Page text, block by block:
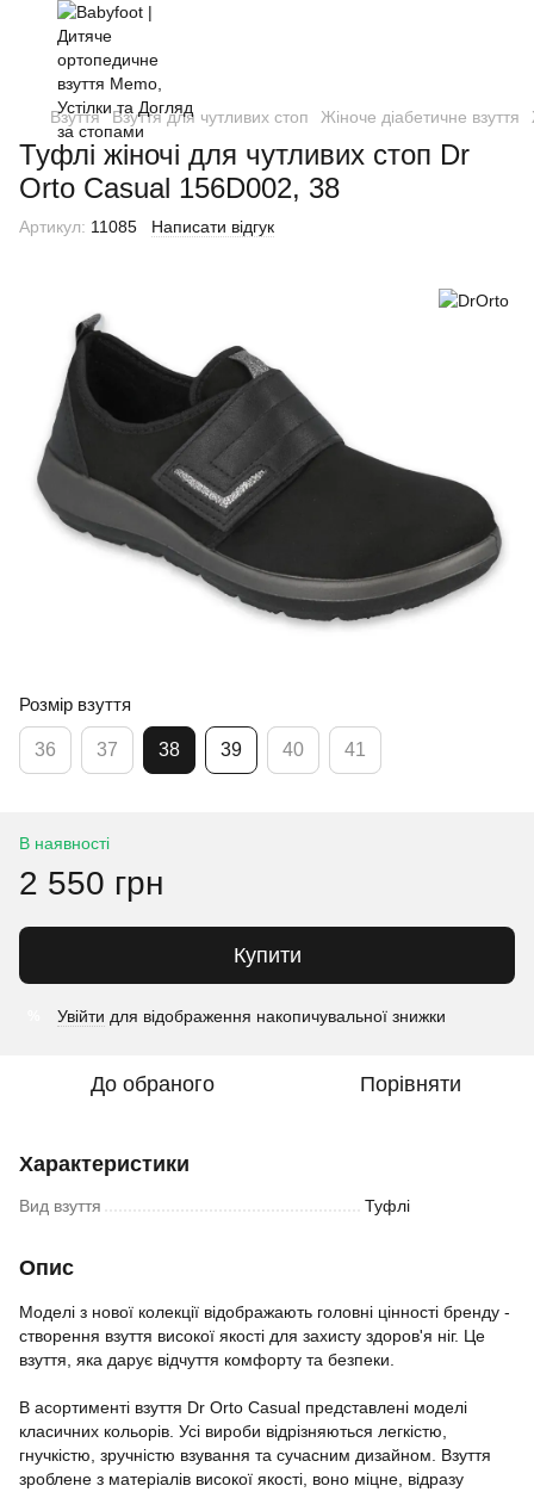
Взуття Взуття для чутливих стоп Жіноче діабетичне взуття
Туфлі жіночі для чутливих стоп Dr
Orto Casual 156D002, 38
Артикул: 11085 Написати відгук
Розмір взуття
36 37 38 39 40 41
В наявності
2 550 грн
Купити
Увійти для відображення накопичувальної знижки
До обраного Порівняти
Характеристики
Вид взуття Туфлі
Опис
Моделі з нової колекції відображають головні цінності бренду -
створення взуття високої якості для захисту здоров'я ніг. Це
взуття, яка дарує відчуття комфорту та безпеки.
В асортименті взуття Dr Orto Casual представлені моделі
класичних кольорів. Усі вироби відрізняються легкістю,
гнучкістю, зручністю взування та сучасним дизайном. Взуття
зроблене з матеріалів високої якості, воно міцне, відразу